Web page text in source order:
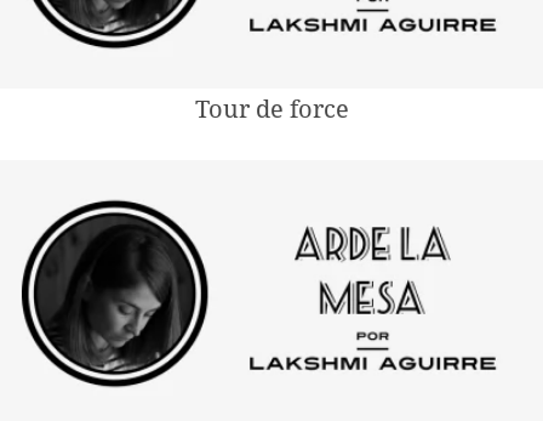
Tour de force